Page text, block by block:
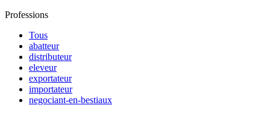
Professions
Tous
abatteur
distributeur
eleveur
exportateur
importateur
negociant-en-bestiaux